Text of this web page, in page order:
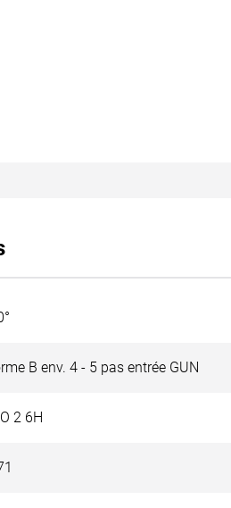
B env. 4 - 5 pas entrée GUN
2 6H